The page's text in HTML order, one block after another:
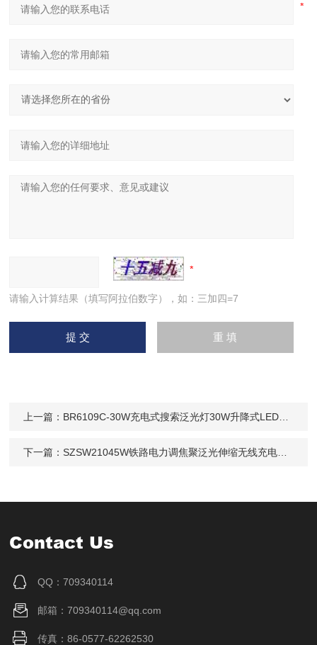
请输入计算结果（填写阿拉伯数字），如：三加四=7
上一篇： BR6109C-30W充电式搜索泛光灯30W升降式LED工作灯
下一篇： SZSW21045W铁路电力调焦聚泛光伸缩无线充电手电筒
Contact Us
QQ：709340114
邮箱：709340114@qq.com
传真：86-0577-62262530